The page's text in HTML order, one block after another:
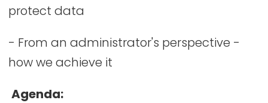
protect data
- From an administrator's perspective -
how we achieve it
Agenda: